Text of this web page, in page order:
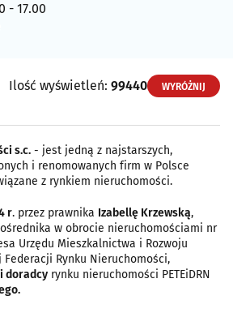
- 17.00
Ilość wyświetleń: 99440 WYRÓŻNIJ
s.c. - jest jedną z najstarszych,
i renomowanych firm w Polsce
z rynkiem nieruchomości.
r. przez prawnika Izabellę Krzewską,
w obrocie nieruchomościami nr
Urzędu Mieszkalnictwa i Rozwoju
Rynku Nieruchomości,
doradcy rynku nieruchomości PETEiDRN